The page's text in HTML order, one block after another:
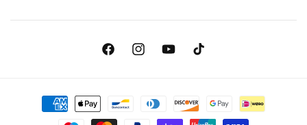
FacebookInstagramYouTubeTikTok
Bezuelmethoden